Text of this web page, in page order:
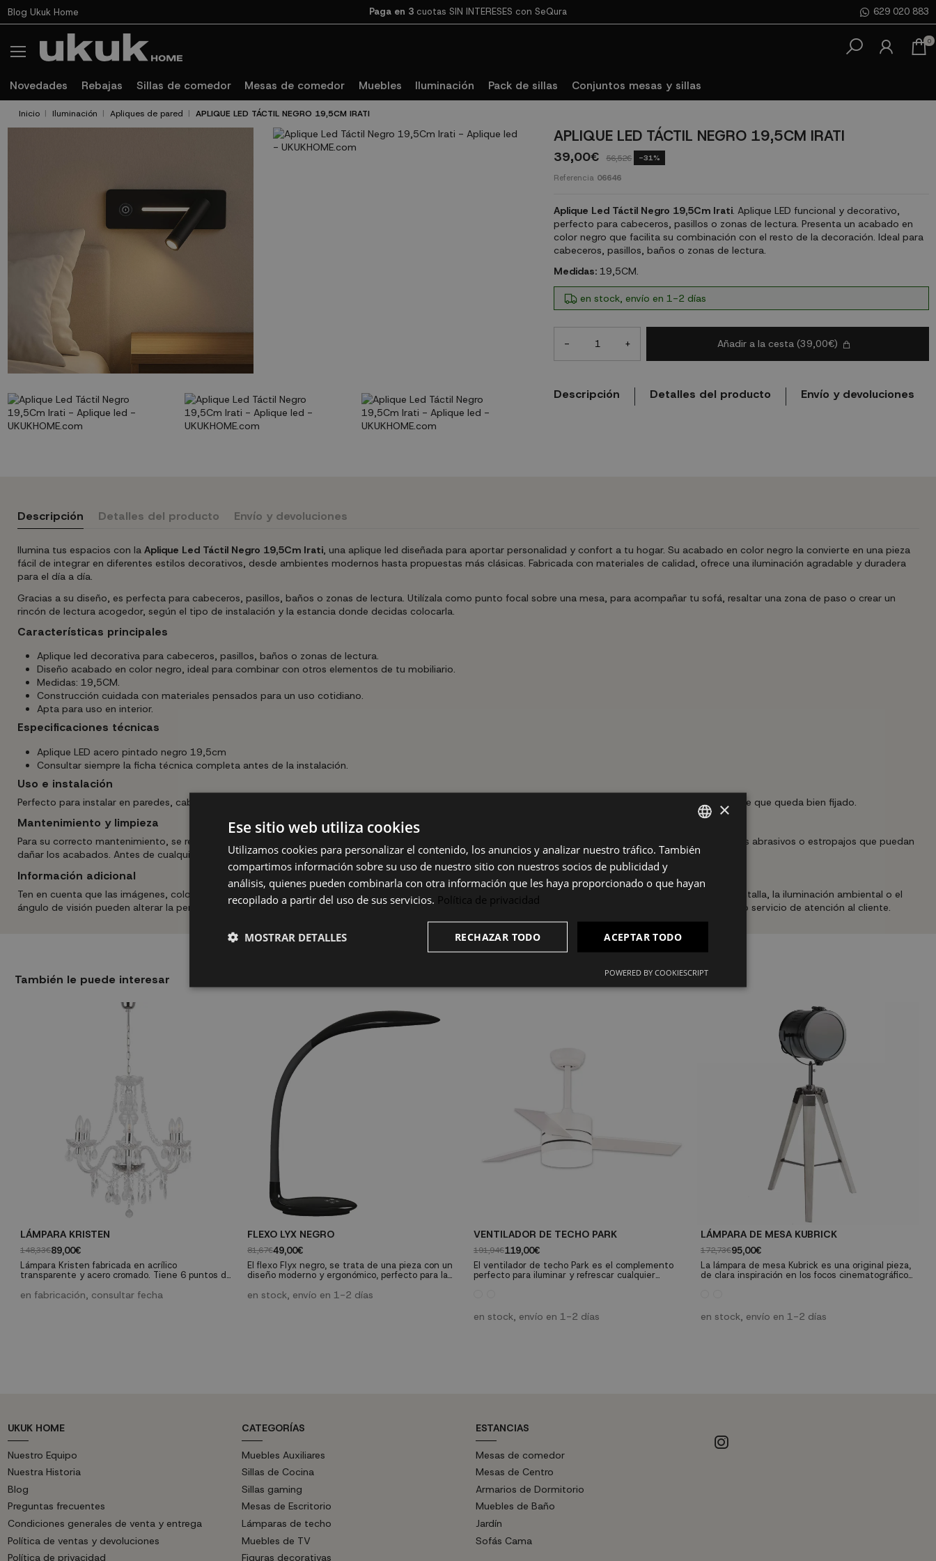
Blog Ukuk Home Paga en 3 cuotas SIN INTERESES con SeQura 629 020 883
0
Novedades Rebajas Sillas de comedor Mesas de comedor Muebles Iluminación Pack de sillas Conjuntos mesas y sillas
Inicio Iluminación Apliques de pared APLIQUE LED TÁCTIL NEGRO 19,5CM IRATI
APLIQUE LED TÁCTIL NEGRO 19,5CM IRATI
39,00€ 56,52€ -31%
Referencia 06646
Aplique Led Táctil Negro 19,5Cm Irati. Aplique LED funcional y decorativo,
perfecto para cabeceros, pasillos o zonas de lectura. Presenta un acabado en
color negro que facilita su combinación con el resto de la decoración. Ideal para
cabeceros, pasillos, baños o zonas de lectura.
Medidas:19,5CM.
en stock, envío en 1-2 días
- + Añadir a la cesta (39,00€)
Descripción Detalles del producto Envío y devoluciones
Descripción Detalles del producto Envío y devoluciones
Ilumina tus espacios con la Aplique Led Táctil Negro 19,5Cm Irati, una aplique led diseñada para aportar personalidad y confort a tu hogar. Su acabado en color negro la convierte en una pieza
fácil de integrar en diferentes estilos decorativos, desde ambientes modernos hasta propuestas más clásicas. Fabricada con materiales de calidad, ofrece una iluminación agradable y duradera
para el día a día.
Gracias a su diseño, es perfecta para cabeceros, pasillos, baños o zonas de lectura. Utilízala como punto focal sobre una mesa, para acompañar tu sofá, resaltar una zona de paso o crear un
rincón de lectura acogedor, según el tipo de instalación y la estancia donde decidas colocarla.
Características principales
Aplique led decorativa para cabeceros, pasillos, baños o zonas de lectura.
Diseño acabado en color negro, ideal para combinar con otros elementos de tu mobiliario.
Medidas: 19,5CM.
Construcción cuidada con materiales pensados para un uso cotidiano.
Apta para uso en interior.
Especificaciones técnicas
Aplique LED acero pintado negro 19,5cm
Consultar siempre la ficha técnica completa antes de la instalación.
Uso e instalación
Perfecto para instalar en paredes, cabeceros o pasillos. Selecciona la altura adecuada según el uso (lectura, luz ambiental, iluminación de paso) y asegúrate de que queda bien fijado.
Mantenimiento y limpieza
Para su correcto mantenimiento, se recomienda limpiar la estructura y la pantalla con un paño suave y ligeramente humedecido, evitando productos químicos abrasivos o estropajos que puedan
dañar los acabados. Antes de cualquier tarea de limpieza o sustitución de la bombilla, desconecta siempre la luminaria de la red eléctrica.
Información adicional
Ten en cuenta que las imágenes, colores y medidas mostradas son orientativos y pueden presentar ligeras variaciones. Factores como la calibración de la pantalla, la iluminación ambiental o el
ángulo de visión pueden alterar la percepción real del producto. Si necesitas confirmar algún dato técnico concreto, te recomendamos contactar con nuestro servicio de atención al cliente.
También le puede interesar
LÁMPARA KRISTEN
148,33€89,00€
Lámpara Kristen fabricada en acrílico
transparente y acero cromado. Tiene 6 puntos de
en fabricación, consultar fecha
FLEXO LYX NEGRO
81,67€49,00€
El flexo Flyx negro, se trata de una pieza con un
diseño moderno y ergonómico, perfecto para la
en stock, envío en 1-2 días
VENTILADOR DE TECHO PARK
191,94€119,00€
El ventilador de techo Park es el complemento
perfecto para iluminar y refrescar cualquier
técnicas: Diámetro: 110 cm Material de las
palas: 3 palas, madera blanco/haya reversibles
en stock, envío en 1-2 días
LÁMPARA DE MESA KUBRICK
172,73€95,00€
La lámpara de mesa Kubrick es una original pieza,
de clara inspiración en los focos cinematográficos,
en stock, envío en 1-2 días
UKUK HOME
Nuestro Equipo
Nuestra Historia
Blog
Preguntas frecuentes
Condiciones generales de venta y entrega
Política de ventas y devoluciones
Política de privacidad
CATEGORÍAS
Muebles Auxiliares
Sillas de Cocina
Sillas gaming
Mesas de Escritorio
Lámparas de techo
Muebles de TV
Figuras decorativas
ESTANCIAS
Mesas de comedor
Mesas de Centro
Armarios de Dormitorio
Muebles de Baño
Jardín
Sofás Cama
SPANISH
×
Ese sitio web utiliza cookies
Utilizamos cookies para personalizar el contenido, los anuncios y analizar nuestro tráfico. También
compartimos información sobre su uso de nuestro sitio con nuestros socios de publicidad y
análisis, quienes pueden combinarla con otra información que les haya proporcionado o que hayan
recopilado a partir del uso de sus servicios. Política de privacidad
ACEPTAR TODO
RECHAZAR TODO
MOSTRAR DETALLES
POWERED BY COOKIESCRIPT